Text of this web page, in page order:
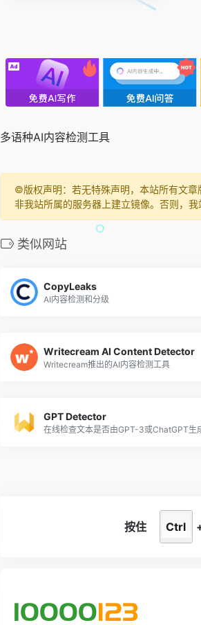
多语种AI内容检测工具
©️版权声明：若无特殊声明，本站所有文
非我站所属的服务器上建立镜像。否则，
类似网站
CopyLeaks
AI内容检测和分级
Writecream AI Content Detector
Writecream推出的AI内容检测工具
GPT Detector
在线检查文本是否由GPT-3或ChatGPT生
按住 Ctrl